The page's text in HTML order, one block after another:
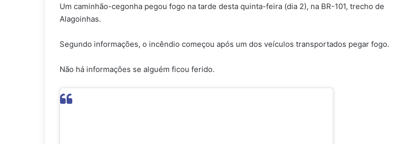
Um caminhão-cegonha pegou fogo na tarde desta quinta-feira (dia 2), na BR-101, trecho de
Alagoinhas.
Segundo informações, o incêndio começou após um dos veículos transportados pegar fogo.
Não há informações se alguém ficou ferido.